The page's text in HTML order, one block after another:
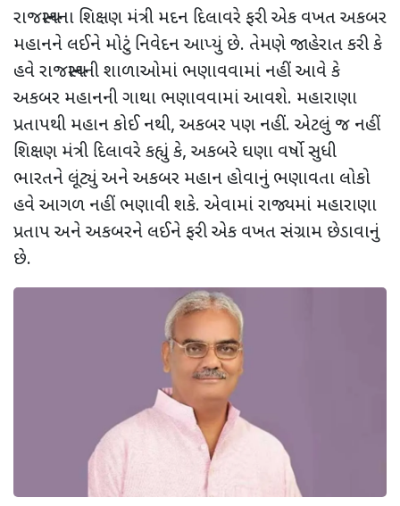
રાજસ્થાનના શિક્ષણ મંત્રી મદન દિલાવરે ફરી એક વખત અકબર
મહાનને લઈને મોટું નિવેદન આપ્યું છે. તેમણે જાહેરાત કરી કે
હવે રાજસ્થાનની શાળાઓમાં ભણાવવામાં નહીં આવે કે
અકબર મહાનની ગાથા ભણાવવામાં આવશે. મહારાણા
પ્રતાપથી મહાન કોઈ નથી, અકબર પણ નહીં. એટલું જ નહીં
શિક્ષણ મંત્રી દિલાવરે કહ્યું કે, અકબરે ઘણા વર્ષો સુધી
ભારતને લૂંટ્યું અને અકબર મહાન હોવાનું ભણાવતા લોકો
હવે આગળ નહીં ભણાવી શકે. એવામાં રાજ્યમાં મહારાણા
પ્રતાપ અને અકબરને લઈને ફરી એક વખત સંગ્રામ છેડાવાનું
છે.